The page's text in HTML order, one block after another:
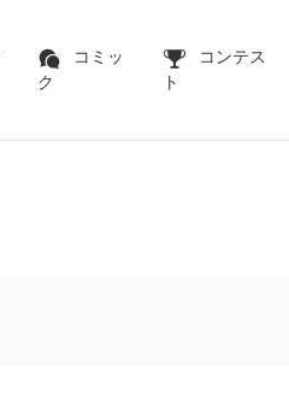
コミッ
ク
コンテス
ト